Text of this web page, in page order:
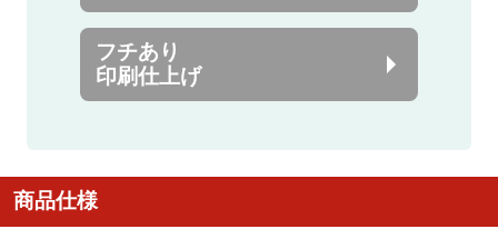
フチあり
印刷仕上げ
商品仕様